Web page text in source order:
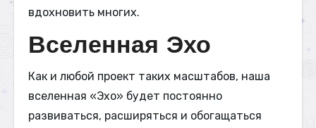
вдохновить многих.
Вселенная Эхо
Как и любой проект таких масштабов, наша
вселенная «Эхо» будет постоянно
развиваться, расширяться и обогащаться